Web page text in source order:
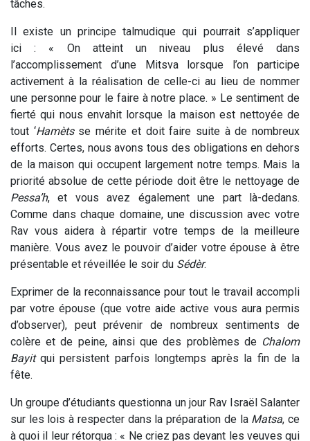
tâches.
Il existe un principe talmudique qui pourrait s’appliquer
ici : « On atteint un niveau plus élevé dans
l’accomplissement d’une Mitsva lorsque l’on participe
activement à la réalisation de celle-ci au lieu de nommer
une personne pour le faire à notre place. » Le sentiment de
fierté qui nous envahit lorsque la maison est nettoyée de
tout ‘Hamètsse mérite et doit faire suite à de nombreux
efforts. Certes, nous avons tous des obligations en dehors
de la maison qui occupent largement notre temps. Mais la
priorité absolue de cette période doit être le nettoyage de
Pessa’h, et vous avez également une part là-dedans.
Comme dans chaque domaine, une discussion avec votre
Rav vous aidera à répartir votre temps de la meilleure
manière. Vous avez le pouvoir d’aider votre épouse à être
présentable et réveillée le soir du Sédèr.
Exprimer de la reconnaissance pour tout le travail accompli
par votre épouse (que votre aide active vous aura permis
d’observer), peut prévenir de nombreux sentiments de
colère et de peine, ainsi que des problèmes de Chalom
Bayitqui persistent parfois longtemps après la fin de la
fête.
Un groupe d’étudiants questionna un jour Rav Israël Salanter
sur les lois à respecter dans la préparation de la Matsa, ce
à quoi il leur rétorqua : « Ne criez pas devant les veuves qui